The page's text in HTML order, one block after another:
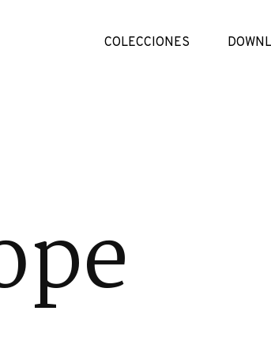
COLECCIONES